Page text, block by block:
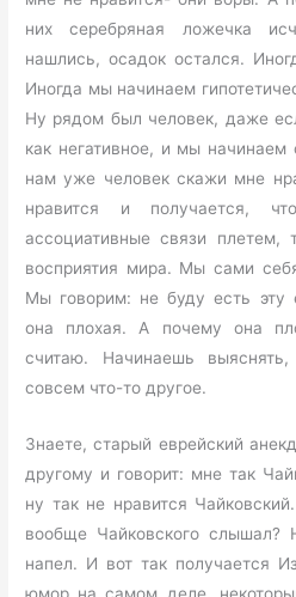
них серебряная ложечка
нашлись, осадок остался.
Иногда мы начинаем
Ну рядом был человек, даже
как негативное, и мы начинаем
нам уже человек скажи мне
нравится и получается,
ассоциативные связи плетем,
восприятия мира. Мы сами
Мы говорим: не буду есть эту
она плохая. А почему она
считаю. Начинаешь
совсем что-то другое.
Знаете, старый еврейский
другому и говорит: мне так
ну так не нравится
вообще Чайковского
напел. И вот так получается